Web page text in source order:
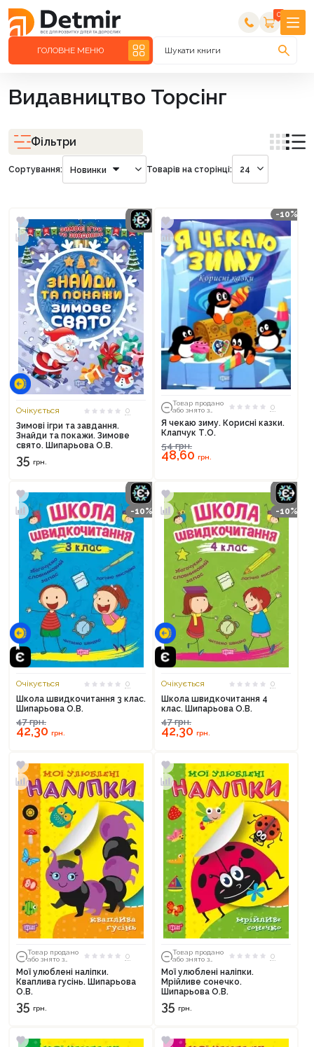
0
ГОЛОВНЕ МЕНЮ Шукати книги
Видавництво Торсінг
Фільтри
Сортування: Новинки Товарів на сторінці: 24
Очікується
0
Зимові ігри та завдання.
Знайди та покажи. Зимове
свято. Шипарьова О.В.
35 грн.
-10%
Товар продано
або знято з
0
Я чекаю зиму. Корисні казки.
Клапчук Т.О.
54грн.
48,60 грн.
-10%
Очікується
0
Школа швидкочитання 3 клас.
Шипарьова О.В.
47грн.
42,30 грн.
-10%
Очікується
0
Школа швидкочитання 4
клас. Шипарьова О.В.
47грн.
42,30 грн.
Товар продано
або знято з
0
Мої улюблені наліпки.
Кваплива гусінь. Шипарьова
О.В.
35 грн.
Товар продано
або знято з
0
Мої улюблені наліпки.
Мрійливе сонечко.
Шипарьова О.В.
35 грн.